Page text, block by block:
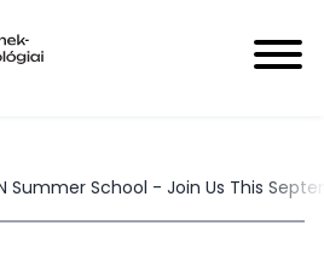
Bejelentkezés
Summer School - Join Us This